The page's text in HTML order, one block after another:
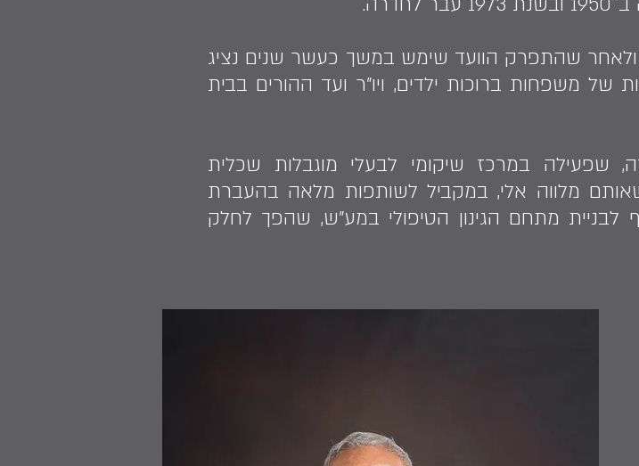
שהתפרק הוועד שימש במשך כעשר שנים נציג
של משפחות ברוכות ילדים, ויו"ר ועד ההורים בבית
שפעילה במרכז שיקומי לבעלי מוגבלות שכלית
מונה כ־130 חניכים, שאותם מלווה אלי, במקביל לשותפות מלאה בהעברת
לבניית מתחם הגינון הטיפולי במע"ש, שהפך לחלק